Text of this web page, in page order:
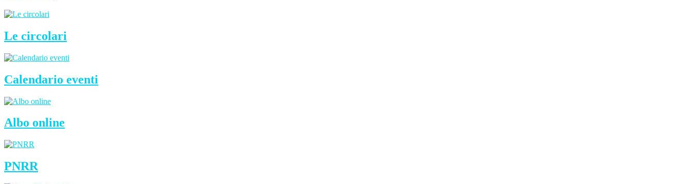
Le circolari
Calendario eventi
Albo online
PNRR